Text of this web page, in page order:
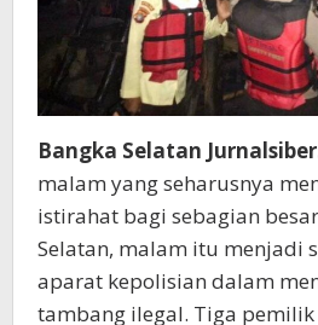
Bangka Selatan
malam yang seharusnya
istirahat bagi sebagian
Selatan, malam itu menjadi
aparat kepolisian dalam
tambang ilegal. Tiga